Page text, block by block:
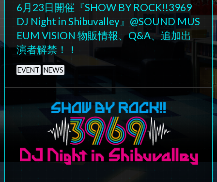
6月23日開催『SHOW BY ROCK!!3969
DJ Night in Shibuvalley』@SOUND MUS
EUM VISION 物販情報、Q&A、追加出
演者解禁！！
EVENT NEWS